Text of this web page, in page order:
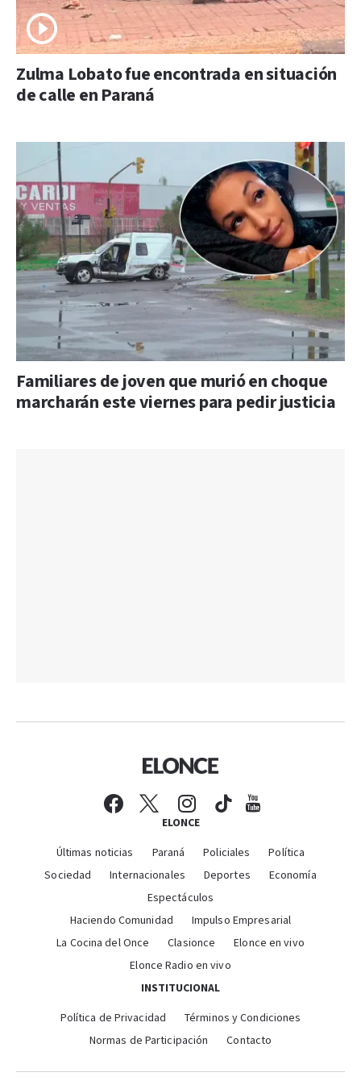
Zulma Lobato fue encontrada en situación
de calle en Paraná
Familiares de joven que murió en choque
marcharán este viernes para pedir justicia
ELONCE
Últimas noticias Paraná Policiales
Política
Sociedad
Internacionales Deportes
Economía
Espectáculos
Haciendo Comunidad
Impulso Empresarial
La Cocina del Once
Clasionce
Elonce en vivo
Elonce Radio en vivo
INSTITUCIONAL
Política de Privacidad
Términos y Condiciones
Normas de Participación
Contacto